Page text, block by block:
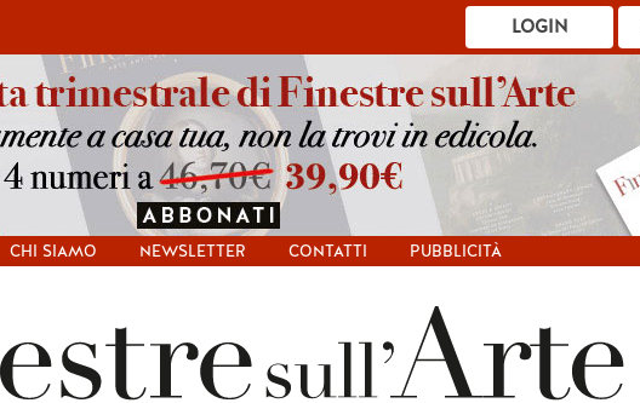
LOGIN
CHI SIAMO NEWSLETTER CONTATTI PUBBLICITÀ